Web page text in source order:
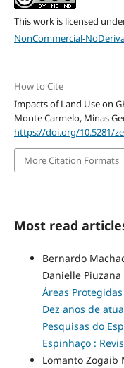
This work is licensed
NonCommercial-
How to Cite
Impacts of Land Use on
Monte Carmelo, Minas
https://doi.org/10.5281/
More Citation Formats
Most read
Bernardo
Danielle
Áreas
Dez anos de
Pesquisas do
Espinhaço :
Lomanto Zogaib